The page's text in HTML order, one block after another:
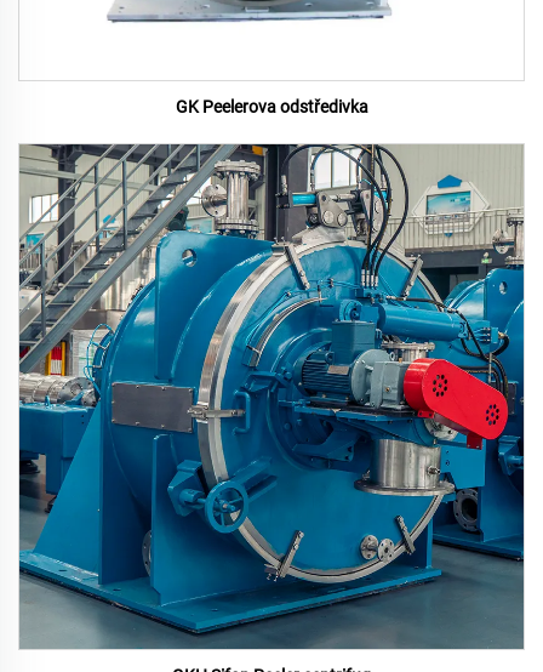
GK Peelerova odstředivka